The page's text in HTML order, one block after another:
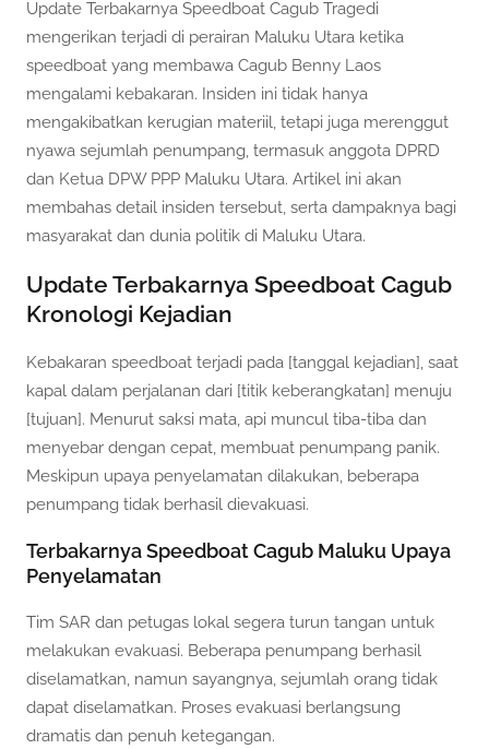
Update Terbakarnya Speedboat Cagub Tragedi
mengerikan terjadi di perairan Maluku Utara ketika
speedboat yang membawa Cagub Benny Laos
mengalami kebakaran. Insiden ini tidak hanya
mengakibatkan kerugian materiil, tetapi juga merenggut
nyawa sejumlah penumpang, termasuk anggota DPRD
dan Ketua DPW PPP Maluku Utara. Artikel ini akan
membahas detail insiden tersebut, serta dampaknya bagi
masyarakat dan dunia politik di Maluku Utara.
Update Terbakarnya Speedboat Cagub
Kronologi Kejadian
Kebakaran speedboat terjadi pada [tanggal kejadian], saat
kapal dalam perjalanan dari [titik keberangkatan] menuju
[tujuan]. Menurut saksi mata, api muncul tiba-tiba dan
menyebar dengan cepat, membuat penumpang panik.
Meskipun upaya penyelamatan dilakukan, beberapa
penumpang tidak berhasil dievakuasi.
Terbakarnya Speedboat Cagub Maluku Upaya
Penyelamatan
Tim SAR dan petugas lokal segera turun tangan untuk
melakukan evakuasi. Beberapa penumpang berhasil
diselamatkan, namun sayangnya, sejumlah orang tidak
dapat diselamatkan. Proses evakuasi berlangsung
dramatis dan penuh ketegangan.